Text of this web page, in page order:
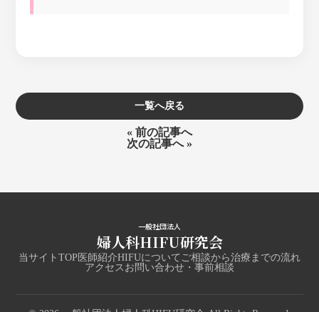
« 前の記事へ
一覧へ戻る
次の記事へ »
一般社団法人
婦人科HIFU研究会
当サイトTOP 医師紹介HIFUについて ご相談から治療までの流れ
アクセス お問い合わせ・事前相談